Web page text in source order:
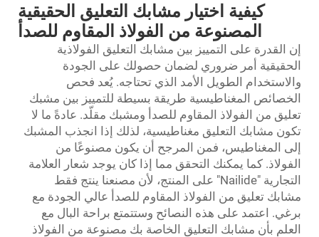
كيفية اختيار مشابك التعليق الحقيقية
المصنوعة من الفولاذ المقاوم للصدأ
إن القدرة على التمييز بين مشابك التعليق الفولاذية
الحقيقية أمر ضروري لضمان حصولك على الجودة
والاستخدام الطويل الأمد الذي تحتاجه. يُعد فحص
الخصائص المغناطيسية طريقة بسيطة للتمييز بين مشبك
تعليق من الفولاذ المقاوم للصدأ ومشبك مقلّد. عادةً ما لا
تكون مشابك التعليق مغناطيسية، لذلك إذا انجذب المشبك
إلى المغناطيس، فمن المرجح أن يكون مصنوعًا من
الفولاذ. كما يمكنك التحقق مما إذا كان يوجد شعار العلامة
التجارية "Nailide" على المنتج، لأن مصنعنا ينتج فقط
مشابك تعليق من الفولاذ المقاوم للصدأ عالي الجودة مع
برغي. اعتمد على هذه النصائح وستتمتع براحة البال مع
العلم بأن مشابك التعليق الخاصة بك مصنوعة من الفولاذ